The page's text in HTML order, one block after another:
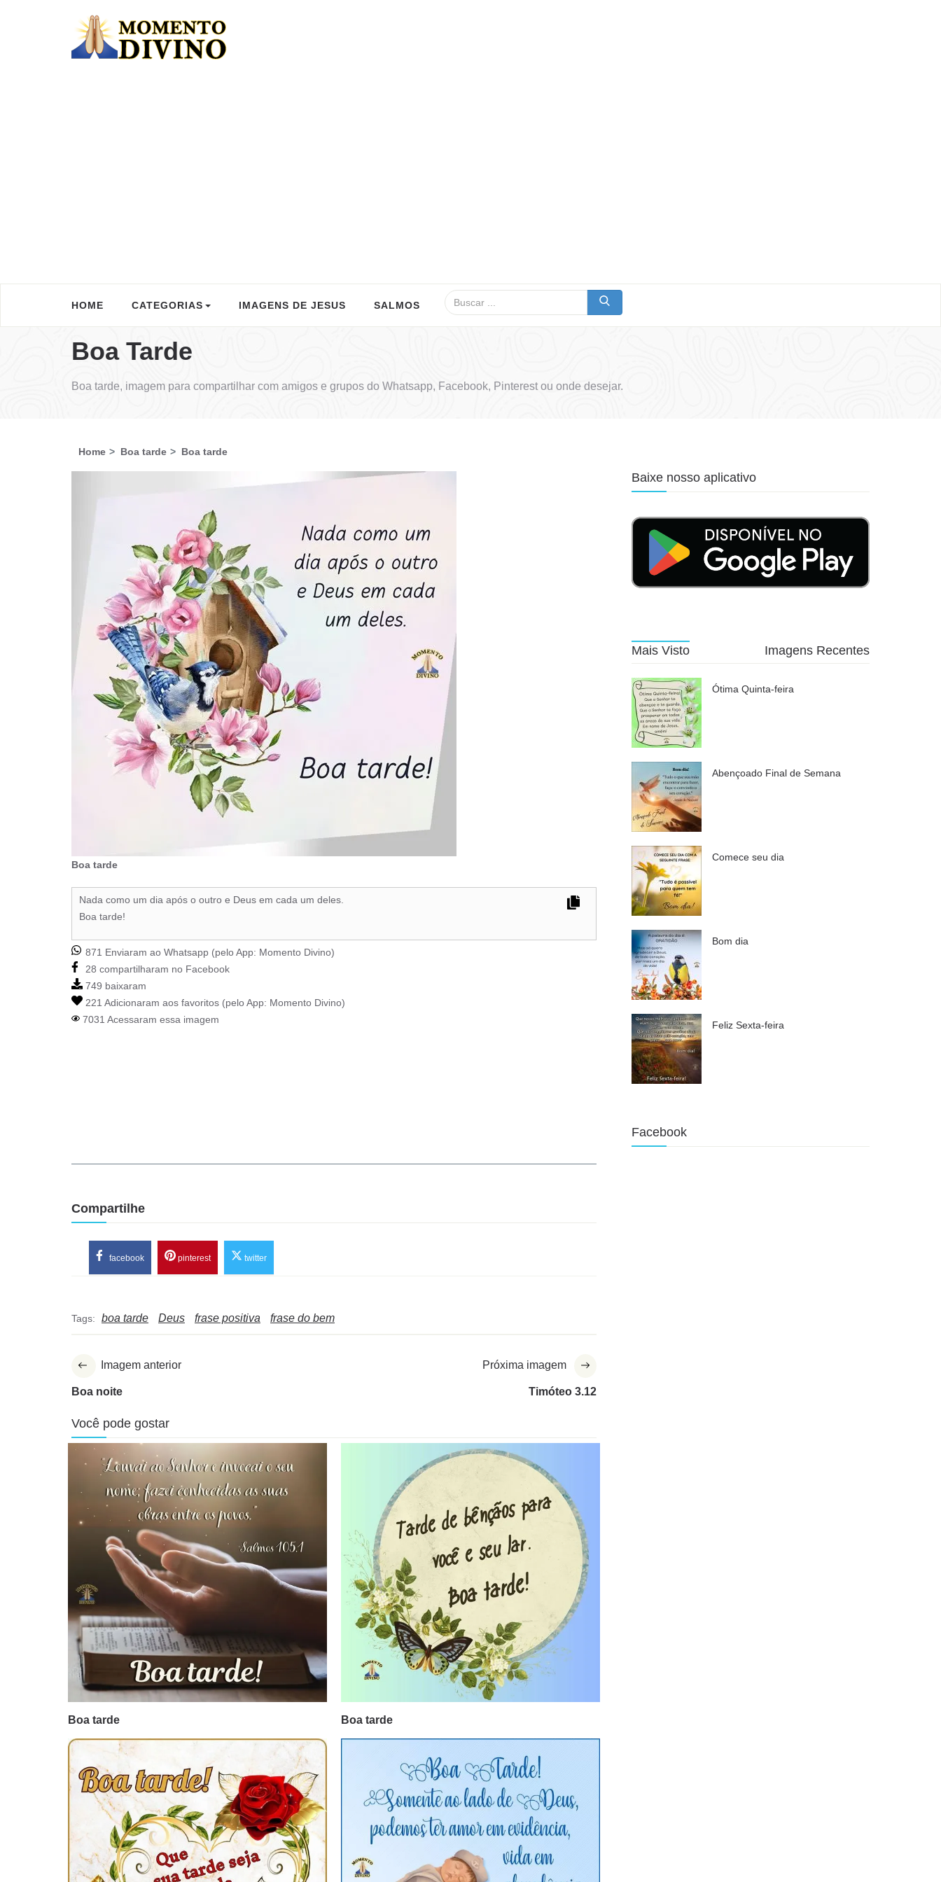
HOME CATEGORIAS IMAGENS DE JESUS SALMOS
Boa Tarde
Boa tarde, imagem para compartilhar com amigos e grupos do Whatsapp, Facebook, Pinterest ou onde desejar.
Home Boa tarde Boa tarde
Boa tarde
Nada como um dia após o outro e Deus em cada um deles.
Boa tarde!
871 Enviaram ao Whatsapp (pelo App: Momento Divino)
28 compartilharam no Facebook
749 baixaram
221 Adicionaram aos favoritos (pelo App: Momento Divino)
7031 Acessaram essa imagem
Compartilhe
facebook pinterest twitter
Tags: boa tarde Deus frase positiva frase do bem
Imagem anterior
Boa noite
Próxima imagem
Timóteo 3.12
Você pode gostar
Boa tarde Boa tarde
Baixe nosso aplicativo
Mais Visto Imagens Recentes
Ótima Quinta-feira
Abençoado Final de Semana
Comece seu dia
Bom dia
Feliz Sexta-feira
Facebook